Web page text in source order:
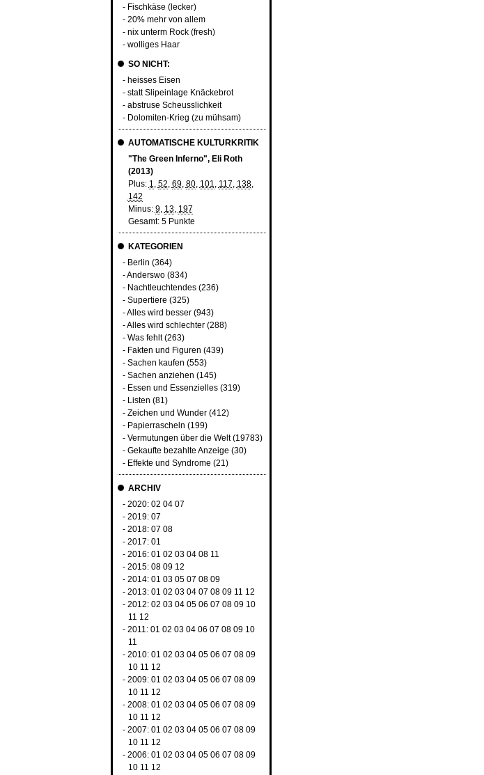
- Fischkäse (lecker)
- 20% mehr von allem
- nix unterm Rock (fresh)
- wolliges Haar
SO NICHT:
- heisses Eisen
- statt Slipeinlage Knäckebrot
- abstruse Scheusslichkeit
- Dolomiten-Krieg (zu mühsam)
AUTOMATISCHE KULTURKRITIK
"The Green Inferno", Eli Roth
(2013)
Plus: 1, 52, 69, 80, 101, 117, 138,
142
Minus: 9, 13, 197
Gesamt: 5 Punkte
KATEGORIEN
- Berlin (364)
-Anderswo (834)
- Nachtleuchtendes (236)
-Supertiere (325)
-Alles wird besser (943)
-Alles wird schlechter (288)
-Was fehlt(263)
- Fakten und Figuren (439)
-Sachen kaufen (553)
-Sachen anziehen (145)
- Essen und Essenzielles (319)
- Listen (81)
-Zeichen und Wunder (412)
- Papierrascheln (199)
-Vermutungen über die Welt(19783)
-Gekaufte bezahlte Anzeige (30)
- Effekte und Syndrome (21)
ARCHIV
- 2020:02 04 07
- 2019:07
- 2018:07 08
- 2017:01
- 2016:01 02 03 04 08 11
- 2015:08 09 12
- 2014:01 03 05 07 08 09
- 2013:01 02 03 04 07 08 09 11 12
- 2012:02 03 04 05 06 07 08 09 10
11 12
- 2011:01 02 03 04 06 07 08 09 10
11
- 2010:01 02 03 04 05 06 07 08 09
10 11 12
- 2009:01 02 03 04 05 06 07 08 09
10 11 12
- 2008:01 02 03 04 05 06 07 08 09
10 11 12
- 2007:01 02 03 04 05 06 07 08 09
10 11 12
- 2006:01 02 03 04 05 06 07 08 09
10 11 12